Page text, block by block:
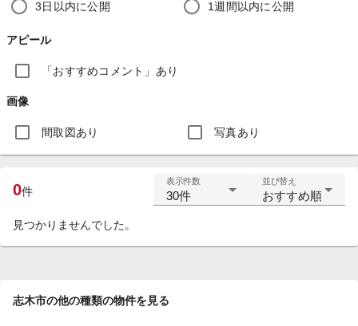
3日以内に公開 1週間以内に公開
アピール
「おすすめコメント」あり
画像
間取図あり 写真あり
0件
表示件数
30件
並び替え
おすすめ順
見つかりませんでした。
志木市の他の種類の物件を見る